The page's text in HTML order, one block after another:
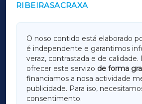
RIBEIRASACRAXA
O noso contido está elaborado
é independente e garantimos
veraz, contrastada e de calidade.
ofrecer este servizo de forma
financiamos a nosa actividade
publicidade. Para iso,
consentimento.
OUTROS PERIÓDICOS
LUGOXA
TERRACHAXA